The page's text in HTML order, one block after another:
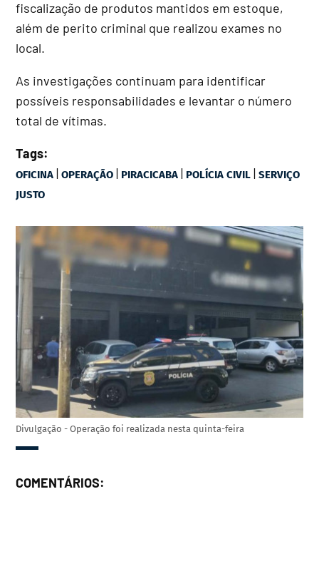
fiscalização de produtos mantidos em estoque,
além de perito criminal que realizou exames no
local.
As investigações continuam para identificar
possíveis responsabilidades e levantar o número
total de vítimas.
Tags:
OFICINA |OPERAÇÃO | PIRACICABA | POLÍCIA CIVIL |SERVIÇO
JUSTO
Divulgação - Operação foi realizada nesta quinta-feira
COMENTÁRIOS: